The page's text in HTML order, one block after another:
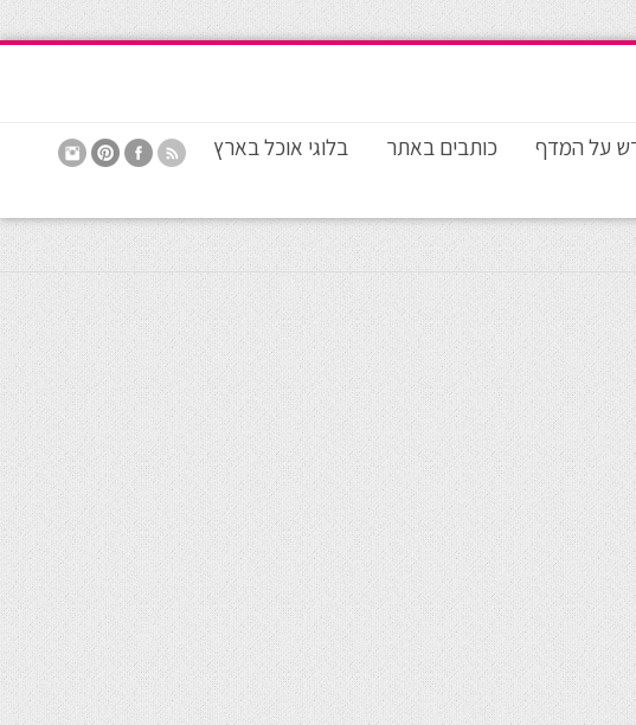
על המדף כותבים באתר בלוגי אוכל בארץ